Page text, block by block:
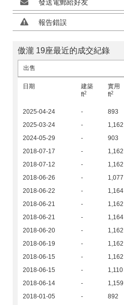
發送電郵給好友
報告錯誤
傲瀧 19座最近的成交紀錄
出售
日期
建築
ft2
實用
ft2
2025-04-24 - 893
2025-03-24
- 1,162
2024-05-29
- 903
2018-07-17
- 1,162
2018-07-12
- 1,162
2018-06-26
- 1,077
2018-06-22
- 1,164
2018-06-21
- 1,162
2018-06-21
- 1,164
2018-06-20
- 1,162
2018-06-19
- 1,162
2018-06-15
- 1,162
2018-06-15
- 1,110
2018-06-14
- 1,159
2018-01-05
- 892